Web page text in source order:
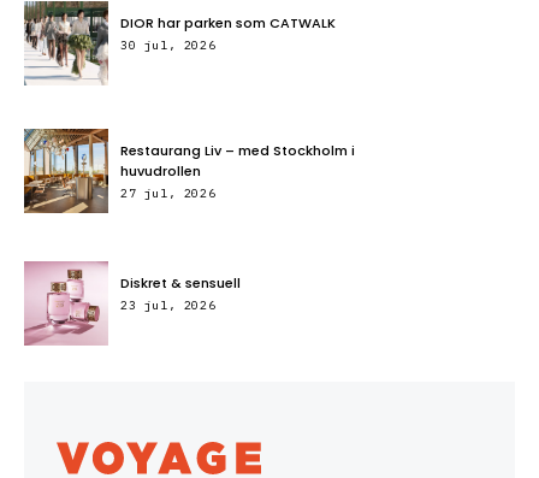
DIOR har parken som CATWALK
30 jul, 2026
Restaurang Liv – med Stockholm i
huvudrollen
27 jul, 2026
Diskret & sensuell
23 jul, 2026